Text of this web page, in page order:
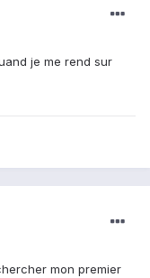
je me rend sur
mon premier